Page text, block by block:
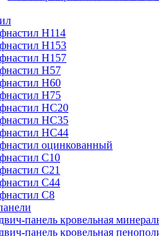
Н114
Н153
Н157
Н57
Н60
Н75
НС20
НС35
НС44
оцинкованный
С10
С21
С44
С8
панель кровельная
панель кровельная